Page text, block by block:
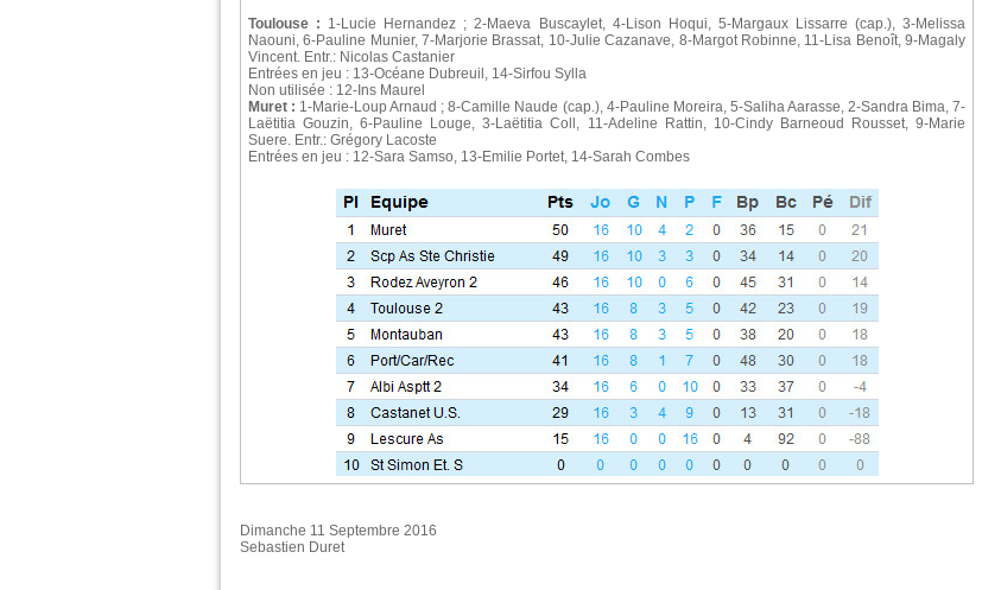
Toulouse : 1-Lucie Hernandez ; 2-Maeva Buscaylet, 4-Lison Hoqui, 5-Margaux Lissarre (cap.), 3-Melissa
Naouni, 6-Pauline Munier, 7-Marjorie Brassat, 10-Julie Cazanave, 8-Margot Robinne, 11-Lisa Benoît, 9-Magaly
Vincent. Entr.: Nicolas Castanier
Entrées en jeu : 13-Océane Dubreuil, 14-Sirfou Sylla
Non utilisée : 12-Ins Maurel
Muret : 1-Marie-Loup Arnaud ; 8-Camille Naude (cap.), 4-Pauline Moreira, 5-Saliha Aarasse, 2-Sandra Bima, 7-
Laëtitia Gouzin, 6-Pauline Louge, 3-Laëtitia Coll, 11-Adeline Rattin, 10-Cindy Barneoud Rousset, 9-Marie
Suere. Entr.: Grégory Lacoste
Entrées en jeu : 12-Sara Samso, 13-Emilie Portet, 14-Sarah Combes
Dimanche 11 Septembre 2016
Sebastien Duret